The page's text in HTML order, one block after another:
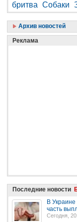
бритва Собаки
Архив новостей
Реклама
Последние новости
В
часть
Сегодня,